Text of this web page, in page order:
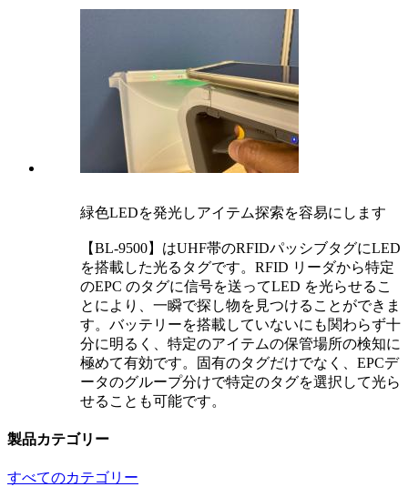
緑色LEDを発光しアイテム探索を容易にします
【BL-9500】はUHF帯のRFIDパッシブタグにLED
を搭載した光るタグです。RFID リーダから特定
のEPC のタグに信号を送ってLED を光らせるこ
とにより、一瞬で探し物を見つけることができま
す。バッテリーを搭載していないにも関わらず十
分に明るく、特定のアイテムの保管場所の検知に
極めて有効です。固有のタグだけでなく、EPCデ
ータのグループ分けで特定のタグを選択して光ら
せることも可能です。
製品カテゴリー
すべてのカテゴリー